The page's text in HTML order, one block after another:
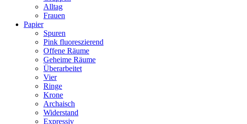
Alltag
Frauen
Papier
Spuren
Pink fluoreszierend
Offene Räume
Geheime Räume
Überarbeitet
Vier
Ringe
Krone
Archaisch
Widerstand
Expressiv